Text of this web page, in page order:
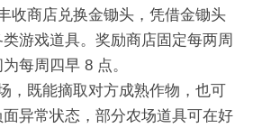
收商店兑换金锄头，凭借金锄头
游戏道具。奖励商店固定每两周
每周四早 8 点。
，既能摘取对方成熟作物，也可
异常状态，部分农场道具可在好